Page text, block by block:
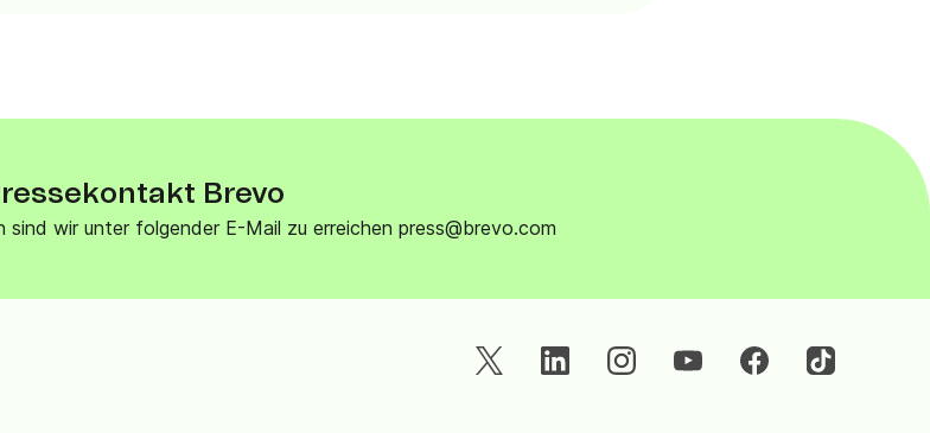
Brevo
sind wir unter folgender E-Mail zu erreichen press@brevo.com